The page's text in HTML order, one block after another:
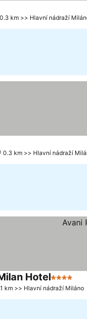
0.3 km >> Hlavní nádraží
ceny
0.3 km >> Hlavní nádraží
Hotel4 Počet
km >> Hlavní nádraží Miláno